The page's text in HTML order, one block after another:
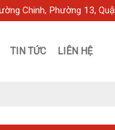
Chinh, Phường 13,
TIN TỨC LIÊN HỆ